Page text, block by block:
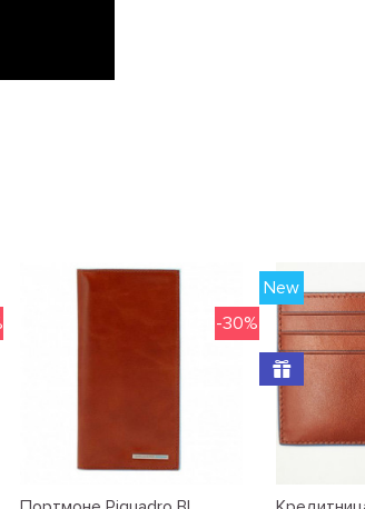
-30%
New